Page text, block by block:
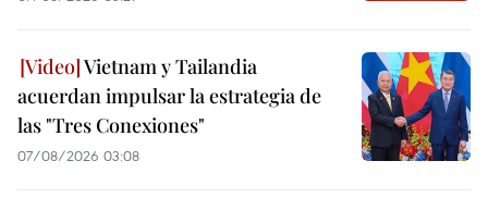
Vietnam y Tailandia
acuerdan impulsar la estrategia de
las "Tres Conexiones"
07/08/2026 03:08